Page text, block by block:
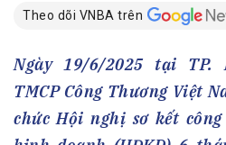
Theo dõi VNBA trên
Ngày 19/6/2025 tại TP.
TMCP Công Thương Việt
chức Hội nghị sơ kết